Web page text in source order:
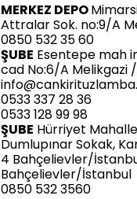
MERKEZ DEPO
Attralar Sok. no:9/A
0850 532 35 60
ŞUBE Esentepe mah
cad No:6/A Melikgazi
0533 337 28 36
0533 128 99 98
ŞUBE Hürriyet
Dumlupınar Sokak,
4 Bahçelievler/
Bahçelievler/İstanbul
0850 532 3560